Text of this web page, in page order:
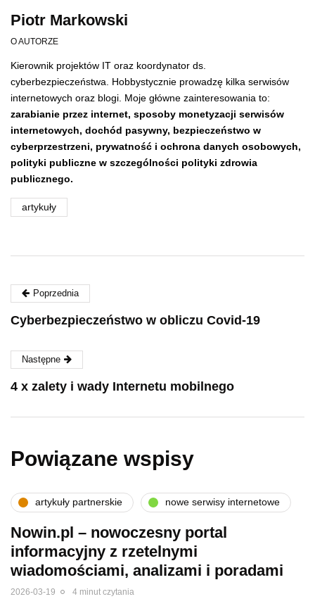
Piotr Markowski
O AUTORZE
Kierownik projektów IT oraz koordynator ds.
cyberbezpieczeństwa. Hobbystycznie prowadzę kilka serwisów
internetowych oraz blogi. Moje główne zainteresowania to:
zarabianie przez internet, sposoby monetyzacji serwisów
internetowych, dochód pasywny, bezpieczeństwo w
cyberprzestrzeni, prywatność i ochrona danych osobowych,
polityki publiczne w szczególności polityki zdrowia
publicznego.
artykuły
Poprzednia
Cyberbezpieczeństwo w obliczu Covid-19
Następne
4 x zalety i wady Internetu mobilnego
Powiązane wspisy
artykuły partnerskie nowe serwisy internetowe
Nowin.pl – nowoczesny portal
informacyjny z rzetelnymi
wiadomościami, analizami i poradami
2026-03-19 4 minut czytania